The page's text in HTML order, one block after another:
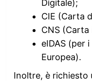
Digitale);
CIE (Carta
CNS (Carta
eIDAS (per
Europea).
Inoltre, è richiesto